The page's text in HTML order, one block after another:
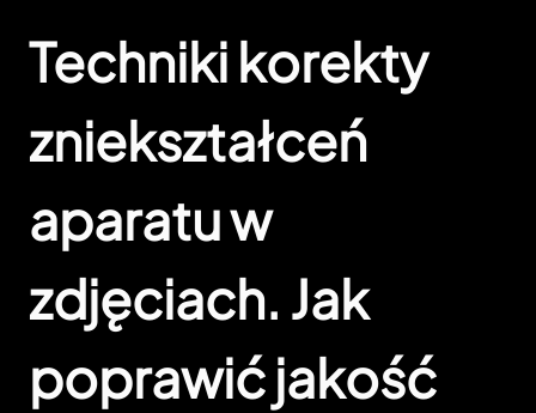
Techniki korekty
zniekształceń
aparatu w
zdjęciach. Jak
poprawić jakość